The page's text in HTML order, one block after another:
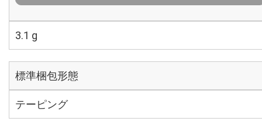
3.1 g
標準梱包形態
テーピング